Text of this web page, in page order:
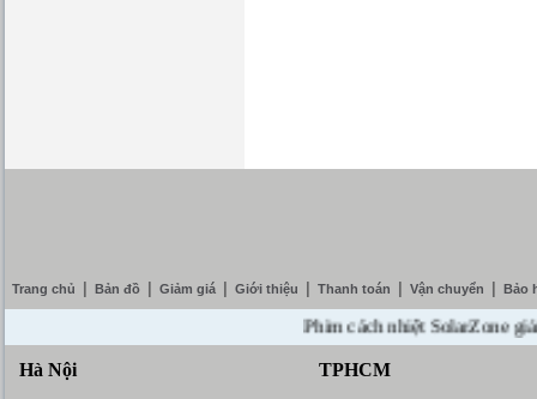
Trang chủ Bản đồ Giảm giá Giới thiệu Thanh toán Vận chuyển Bảo
Phim cách nhiệt SolarZone giảm
Hà Nội TPHCM